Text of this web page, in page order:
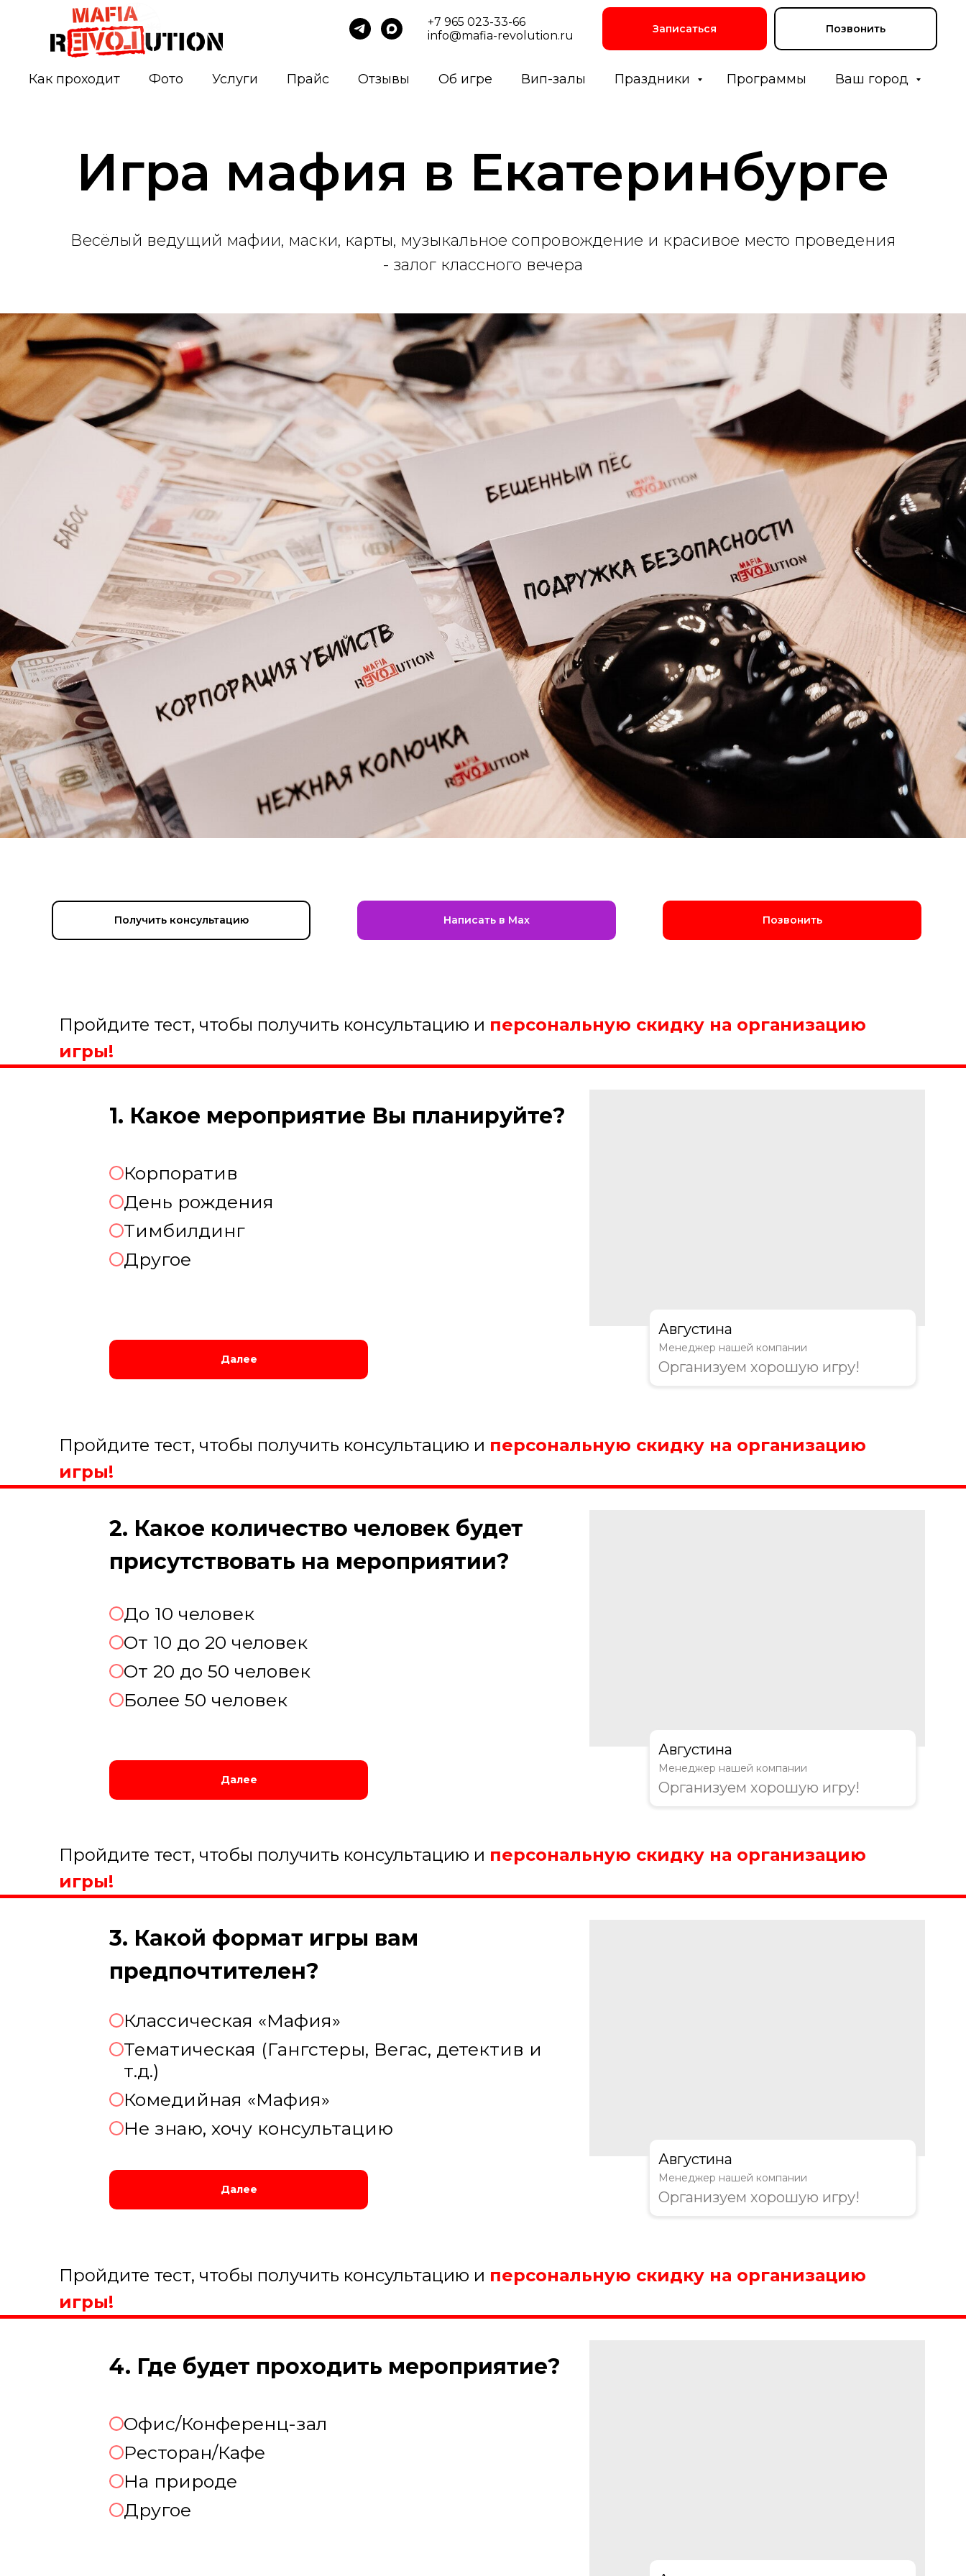
+7 965 023-33-66
info@mafia-revolution.ru
Записаться Позвонить
Как проходит Фото Услуги Прайс Отзывы Об игре Вип-залы Праздники Программы Ваш город
Игра мафия в Екатеринбурге
Весёлый ведущий мафии, маски, карты, музыкальное сопровождение и красивое место проведения
- залог классного вечера
Получить консультацию Позвонить
Написать в Max
Корпоратив
День рождения
Тимбилдинг
Другое
Далее
Пройдите тест, чтобы получить консультацию и персональную скидку на организацию
игры!
1. Какое мероприятие Вы планируйте?
Августина
Организуем хорошую игру!
Менеджер нашей компании
До 10 человек
От 10 до 20 человек
От 20 до 50 человек
Более 50 человек
Далее
Пройдите тест, чтобы получить консультацию и персональную скидку на организацию
игры!
2. Какое количество человек будет
присутствовать на мероприятии?
Августина
Организуем хорошую игру!
Менеджер нашей компании
Классическая «Мафия»
Тематическая (Гангстеры, Вегас, детектив и
т.д.)
Комедийная «Мафия»
Не знаю, хочу консультацию
Далее
Пройдите тест, чтобы получить консультацию и персональную скидку на организацию
игры!
3. Какой формат игры вам
предпочтителен?
Августина
Организуем хорошую игру!
Менеджер нашей компании
Офис/Конференц-зал
Ресторан/Кафе
На природе
Другое
Пройдите тест, чтобы получить консультацию и персональную скидку на организацию
игры!
4. Где будет проходить мероприятие?